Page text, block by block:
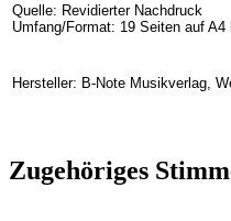
Quelle: Revidierter Nachdruck
Umfang/Format: 19 Seiten auf
Hersteller: B-Note Musikverlag,
Zugehöriges